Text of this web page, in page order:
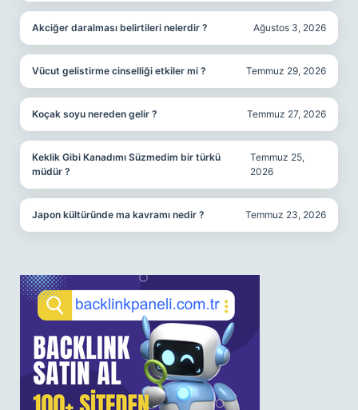
Akciğer daralması belirtileri nelerdir ? Ağustos 3, 2026
Vücut gelistirme cinselliği etkiler mi ? Temmuz 29, 2026
Koçak soyu nereden gelir ? Temmuz 27, 2026
Keklik Gibi Kanadımı Süzmedim bir türkü
müdür ?
Temmuz 25,
2026
Japon kültüründe ma kavramı nedir ? Temmuz 23, 2026